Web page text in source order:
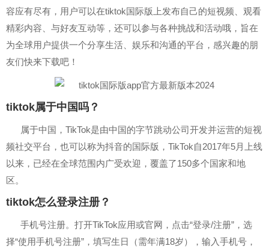
容应有尽有，用户可以在tiktok国际版上发布自己的短视频、观看
精彩内容、与好友互动等，还可以参与各种挑战和活动哦，旨在
为全球用户提供一个分享生活、娱乐和沟通的平台，感兴趣的朋
友们快来下载吧！
tiktok属于中国吗？
属于中国，TikTok是由中国的字节跳动公司开发并运营的短视
频社交平台，也可以称为抖音的国际版，TikTok自2017年5月上线
以来，已经在全球范围内广受欢迎，覆盖了150多个国家和地
区。
tiktok怎么登录注册？
手机号注册。打开TikTok应用或官网，点击“登录/注册”，选
择“使用手机号注册”，填写生日（需年满18岁），输入手机号，